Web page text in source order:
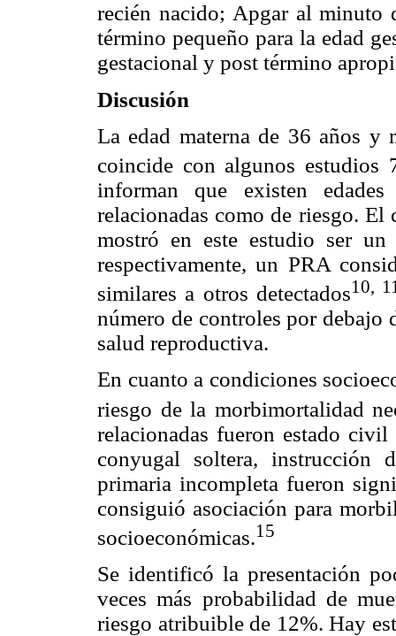
recién nacido; Apgar al minuto
término pequeño para la edad
gestacional y post término
Discusión
La edad materna de 36 años y
coincide con algunos
informan que existen
relacionadas como de riesgo.
mostró en este estudio ser
respectivamente, un PRA
similares a otros detectados10,
número de controles por debajo
salud reproductiva.
En cuanto a condiciones
riesgo de la morbimortalidad
relacionadas fueron estado
conyugal soltera, instrucción
primaria incompleta fueron
consiguió asociación para
socioeconómicas.15
Se identificó la presentación
veces más probabilidad de
riesgo atribuible de 12%. Hay